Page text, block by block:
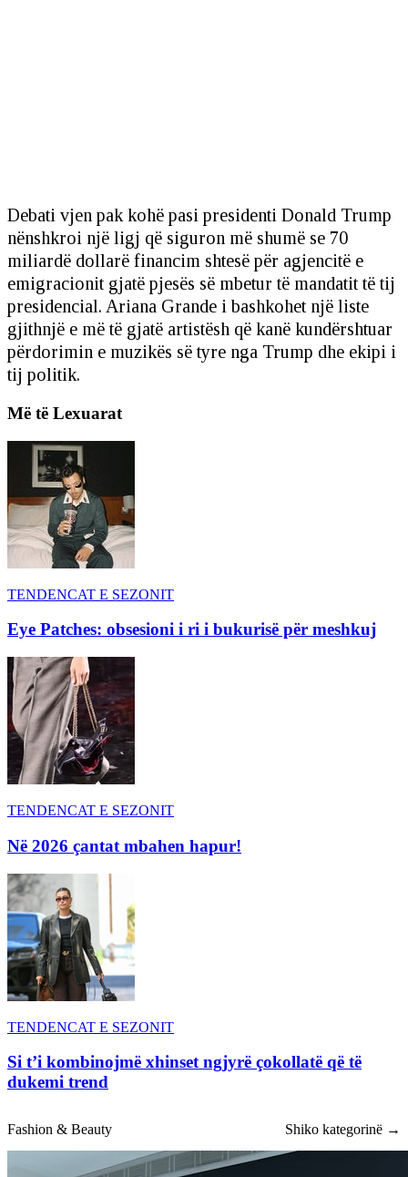
Debati vjen pak kohë pasi presidenti Donald Trump
nënshkroi një ligj që siguron më shumë se 70
miliardë dollarë financim shtesë për agjencitë e
emigracionit gjatë pjesës së mbetur të mandatit të tij
presidencial. Ariana Grande i bashkohet një liste
gjithnjë e më të gjatë artistësh që kanë kundërshtuar
përdorimin e muzikës së tyre nga Trump dhe ekipi i
tij politik.
Më të Lexuarat
TENDENCAT E SEZONIT
Eye Patches: obsesioni i ri i bukurisë për meshkuj
TENDENCAT E SEZONIT
Në 2026 çantat mbahen hapur!
TENDENCAT E SEZONIT
Si t’i kombinojmë xhinset ngjyrë çokollatë që të
dukemi trend
Fashion & Beauty Shiko kategorinë →